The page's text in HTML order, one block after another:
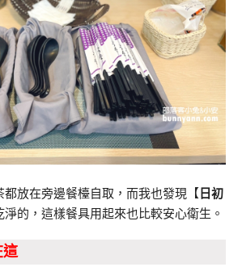
放在旁邊餐檯自取，而我也發現【 日初
淨的，這樣餐具用起來也比較安心衛生。
這